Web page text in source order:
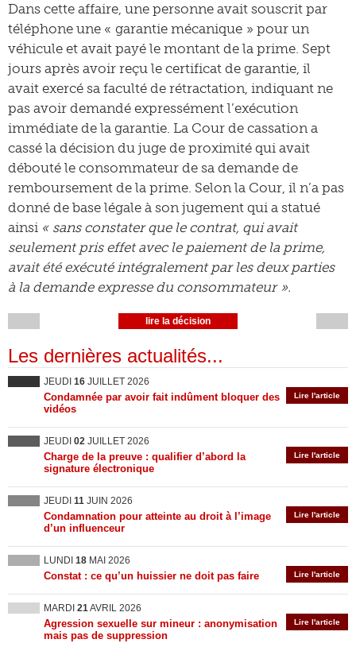
Dans cette affaire, une personne avait souscrit par
téléphone une « garantie mécanique » pour un
véhicule et avait payé le montant de la prime. Sept
jours après avoir reçu le certificat de garantie, il
avait exercé sa faculté de rétractation, indiquant ne
pas avoir demandé expressément l’exécution
immédiate de la garantie. La Cour de cassation a
cassé la décision du juge de proximité qui avait
débouté le consommateur de sa demande de
remboursement de la prime. Selon la Cour, il n’a pas
donné de base légale à son jugement qui a statué
ainsi « sans constater que le contrat, qui avait
seulement pris effet avec le paiement de la prime,
avait été exécuté intégralement par les deux parties
à la demande expresse du consommateur ».
lire la décision
Les dernières actualités...
JEUDI 16 JUILLET 2026
Lire l'article
Condamnée par avoir fait indûment bloquer des
vidéos
JEUDI 02 JUILLET 2026
Lire l'article
Charge de la preuve : qualifier d’abord la
signature électronique
JEUDI 11 JUIN 2026
Lire l'article
Condamnation pour atteinte au droit à l’image
d’un influenceur
LUNDI 18 MAI 2026
Lire l'article
Constat : ce qu’un huissier ne doit pas faire
MARDI 21AVRIL 2026
Lire l'article
Agression sexuelle sur mineur : anonymisation
mais pas de suppression